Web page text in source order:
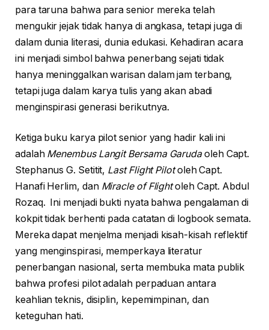
para taruna bahwa para senior mereka telah
mengukir jejak tidak hanya di angkasa, tetapi juga di
dalam dunia literasi, dunia edukasi. Kehadiran acara
ini menjadi simbol bahwa penerbang sejati tidak
hanya meninggalkan warisan dalam jam terbang,
tetapi juga dalam karya tulis yang akan abadi
menginspirasi generasi berikutnya.
Ketiga buku karya pilot senior yang hadir kali ini
adalah Menembus Langit Bersama Garudaoleh Capt.
Stephanus G. Setitit, Last Flight Pilotoleh Capt.
Hanafi Herlim, dan Miracle of Flightoleh Capt. Abdul
Rozaq. Ini menjadi bukti nyata bahwa pengalaman di
kokpit tidak berhenti pada catatan di logbook semata.
Mereka dapat menjelma menjadi kisah-kisah reflektif
yang menginspirasi, memperkaya literatur
penerbangan nasional, serta membuka mata publik
bahwa profesi pilot adalah perpaduan antara
keahlian teknis, disiplin, kepemimpinan, dan
keteguhan hati.